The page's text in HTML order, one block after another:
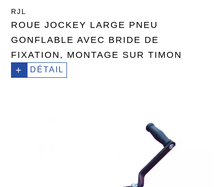
RJL
ROUE JOCKEY LARGE PNEU
GONFLABLE AVEC BRIDE DE
FIXATION, MONTAGE SUR TIMON
+ DÉTAIL